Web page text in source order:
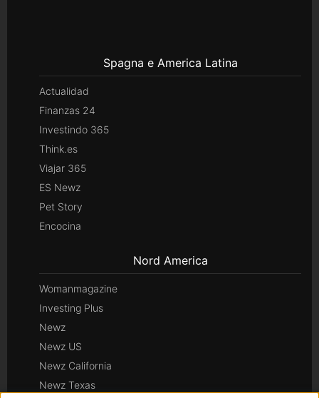
Spagna e America Latina
Actualidad
Finanzas 24
Investindo 365
Think.es
Viajar 365
ES Newz
Pet Story
Encocina
Nord America
Womanmagazine
Investing Plus
Newz
Newz US
Newz California
Newz Texas